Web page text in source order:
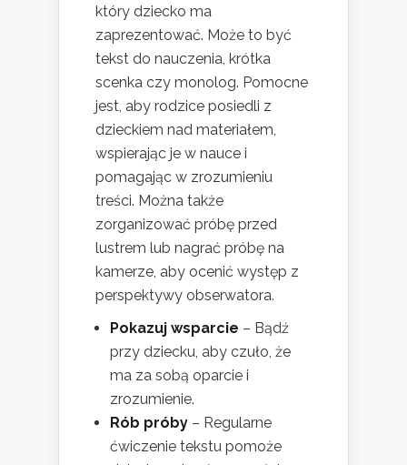
który dziecko ma
zaprezentować. Może to być
tekst do nauczenia, krótka
scenka czy monolog. Pomocne
jest, aby rodzice posiedli z
dzieckiem nad materiałem,
wspierając je w nauce i
pomagając w zrozumieniu
treści. Można także
zorganizować próbę przed
lustrem lub nagrać próbę na
kamerze, aby ocenić występ z
perspektywy obserwatora.
Pokazuj wsparcie – Bądź
przy dziecku, aby czuło, że
ma za sobą oparcie i
zrozumienie.
Rób próby – Regularne
ćwiczenie tekstu pomoże